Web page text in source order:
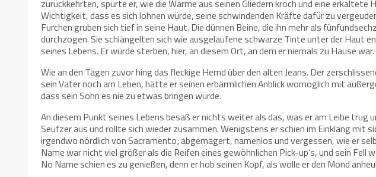
zurückkehrten, spürte er, wie die Wärme aus seinen Gliedern kroch und eine
Wichtigkeit, dass es sich lohnen würde, seine schwindenden Kräfte dafür zu
Furchen gruben sich tief in seine Haut. Die dünnen Beine, die ihn mehr als
durchzogen. Sie schlängelten sich wie ausgelaufene schwarze Tinte unter der Haut
seines Lebens. Er würde sterben, hier, an diesem Ort, an dem er niemals zu Hause war.
Wie an den Tagen zuvor hing das fleckige Hemd über den alten Jeans. Der
sein Vater noch am Leben, hätte er seinen erbärmlichen Anblick womöglich mit
dass sein Sohn es nie zu etwas bringen würde.
An diesem Punkt seines Lebens besaß er nichts weiter als das, was er am Leibe
Seufzer aus und rollte sich wieder zusammen. Wenigstens er schien im Einklang
irgendwo nördlich von Sacramento; abgemagert, namenlos und vergessen, wie er
Name war nicht viel größer als die Reifen eines gewöhnlichen Pick-up’s, und sein
No Name schien es zu genießen, denn er hob seinen Kopf, als wolle er den Mond